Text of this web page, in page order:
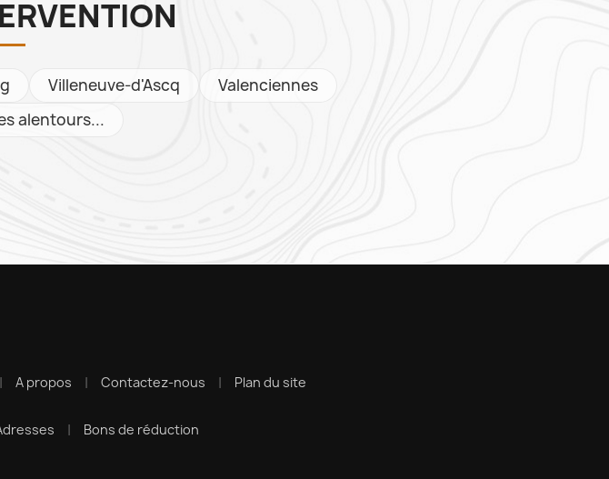
Villeneuve-d'Ascq
Valenciennes
alentours...
A propos Contactez-nous Plan du site
Bons de réduction